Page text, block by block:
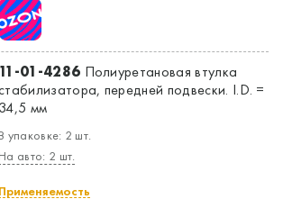
11-01-4286 Полиуретановая втулка
передней подвески. I.D. =
34,5 мм
В упаковке: 2 шт.
На авто: 2 шт.
Применяемость